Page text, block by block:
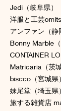
Jedi（岐阜県）
洋服と工芸
アンファン（静
Bonny Marble（
CONTAINER
Matricaria（茨城
biscco（宮城県）
妹尾堂（埼玉県）
旅する雑貨店